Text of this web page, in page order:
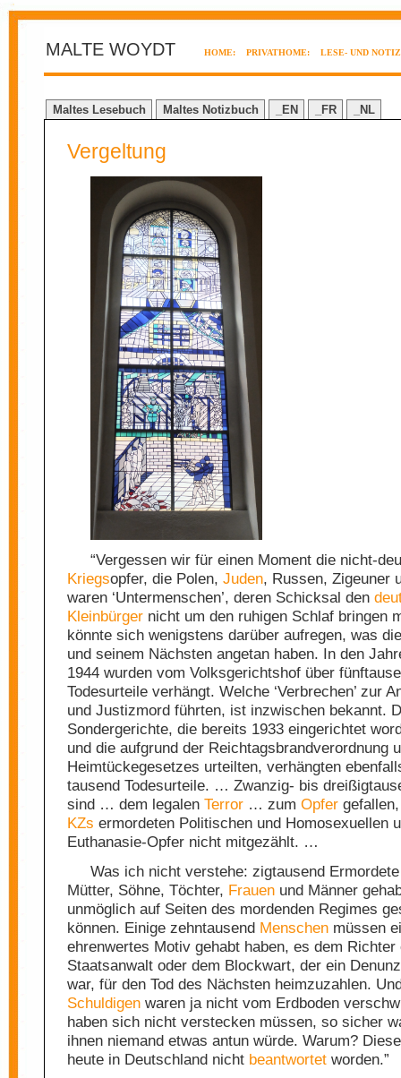
MALTE WOYDT HOME: PRIVATHOME: LESE- UND
Maltes Lesebuch Maltes Notizbuch _EN _FR _NL
Vergeltung
“Vergessen wir für einen Moment die nicht-
Kriegsopfer, die Polen, Juden, Russen, Zigeuner
waren ‘Untermenschen’, deren Schicksal den
Kleinbürger nicht um den ruhigen Schlaf bringen
könnte sich wenigstens darüber aufregen, was
und seinem Nächsten angetan haben. In den
1944 wurden vom Volksgerichtshof über
Todesurteile verhängt. Welche ‘Verbrechen’ zur
und Justizmord führten, ist inzwischen bekannt.
Sondergerichte, die bereits 1933 eingerichtet
und die aufgrund der Reichtagsbrandverordnung
Heimtückegesetzes urteilten, verhängten
tausend Todesurteile. … Zwanzig- bis
sind … dem legalen Terror … zum Opfer
KZs ermordeten Politischen und Homosexuellen
Euthanasie-Opfer nicht mitgezählt. …
Was ich nicht verstehe: zigtausend
Mütter, Söhne, Töchter, Frauen und Männer
unmöglich auf Seiten des mordenden Regimes
können. Einige zehntausend Menschen müssen
ehrenwertes Motiv gehabt haben, es dem Richter
Staatsanwalt oder dem Blockwart, der ein
war, für den Tod des Nächsten heimzuzahlen.
Schuldigen waren ja nicht vom Erdboden
haben sich nicht verstecken müssen, so sicher
ihnen niemand etwas antun würde. Warum?
heute in Deutschland nicht beantwortet worden.”